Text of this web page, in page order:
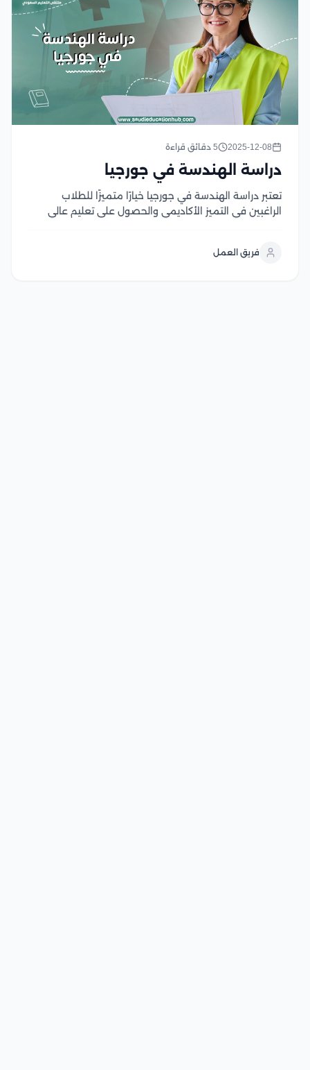
2025-12-08 5 دقائق قراءة
دراسة الهندسة في جورجيا
تعتبر دراسة الهندسة في جورجيا خيارًا متميزًا للطلاب
الراغبين في التميز الأكاديمي والحصول على تعليم عالي
جورجيا باستخدام العديد الأساليب والتقنيات الحديثة في
فريق العمل